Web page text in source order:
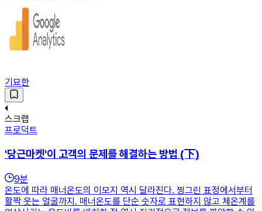
기묘한
스크랩
프로덕트
'당근마켓'이 고객의 문제를 해결하는 방법 (下)
9분
온도에 따라 매너온도의 이모지 역시 달라진다. 찡그린 표정에서부터
활짝 웃는 얼굴까지. 매너온도를 단순 숫자로 표현하지 않고 체온계를